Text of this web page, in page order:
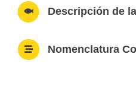
Descripción de
Nomenclatura